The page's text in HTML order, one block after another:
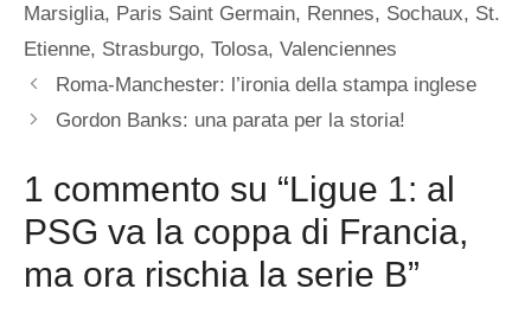
Marsiglia, Paris Saint Germain, Rennes, Sochaux, St.
Etienne, Strasburgo, Tolosa, Valenciennes
Roma-Manchester: l’ironia della stampa inglese
Gordon Banks: una parata per la storia!
1 commento su “Ligue 1: al
PSG va la coppa di Francia,
ma ora rischia la serie B”